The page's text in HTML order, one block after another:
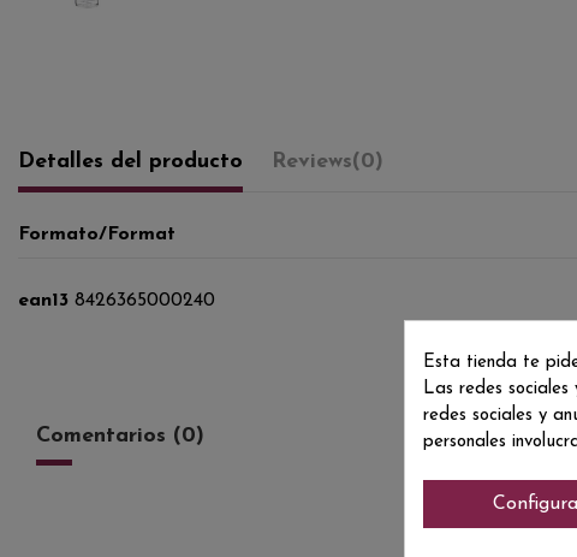
Detalles del producto Reviews(0)
Formato/Format
ean13 8426365000240
Comentarios (0)
Esta tienda te
Las redes
redes sociales y
personales